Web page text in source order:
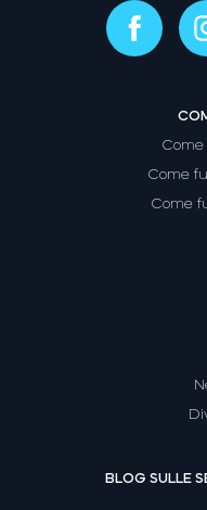
Come
Come
Come
BLOG SULLE